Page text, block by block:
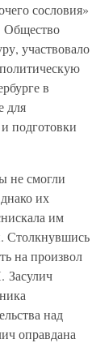
сословия»
Общество
участвовало
в
для
подготовки
не смогли
их
им
Столкнувшись
на произвол
Засулич
над
оправдана